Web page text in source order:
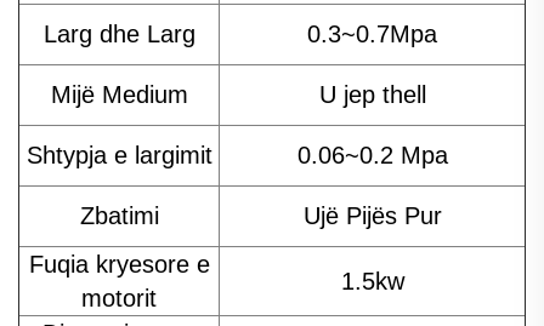
Larg dhe Larg 0.3~0.7Mpa
Mijë Medium U jep thell
Shtypja e largimit 0.06~0.2 Mpa
Zbatimi
Ujë Pijës Pur
Fuqia kryesore e
motorit
1.5kw